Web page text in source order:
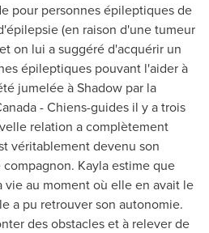
pour personnes épileptiques de
(en raison d'une tumeur
on lui a suggéré d'acquérir un
épileptiques pouvant l'aider à
jumelée à Shadow par la
- Chiens-guides il y a trois
relation a complètement
véritablement devenu son
Kayla estime que
vie au moment où elle en avait le
a pu retrouver son autonomie.
des obstacles et à relever de